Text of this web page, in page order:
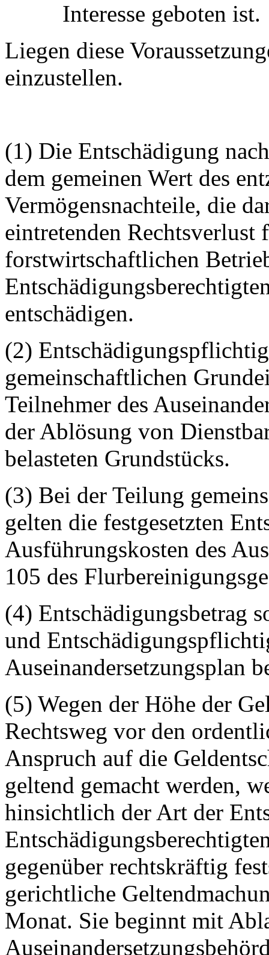
Interesse geboten ist.
Liegen diese
einzustellen.
(1) Die Entschädigung
dem gemeinen Wert des
Vermögensnachteile, die
eintretenden Rechtsverlust
forstwirtschaftlichen
entschädigen.
(2)
gemeinschaftlichen
Teilnehmer des
der Ablösung von
belasteten Grundstücks.
(3) Bei der Teilung
gelten die festgesetzten
Ausführungskosten des
105 des
(4) Entschädigungsbetrag
und
Auseinandersetzungsplan
(5) Wegen der Höhe der
Rechtsweg vor den
Anspruch auf die
geltend gemacht werden,
hinsichtlich der Art der
gegenüber rechtskräftig
gerichtliche
Monat. Sie beginnt mit